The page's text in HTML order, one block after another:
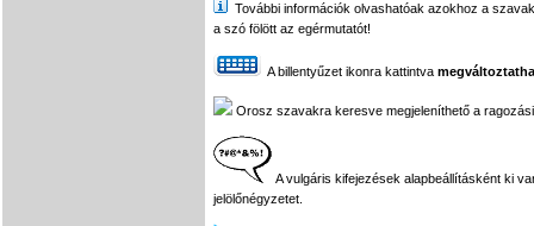
További információk olvashatóak azokhoz a
a szó fölött az egérmutatót!
A billentyűzet ikonra kattintva
Orosz szavakra keresve megjeleníthető a
A vulgáris kifejezések alapbeállításként ki
jelölőnégyzetet.